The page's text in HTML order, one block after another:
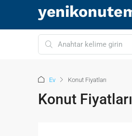
Ev Konut Fiyatları
Konut Fiyatları